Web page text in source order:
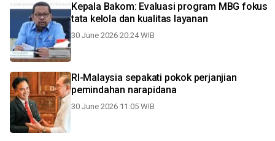
Kepala Bakom: Evaluasi program MBG fokus
tata kelola dan kualitas layanan
30 June 2026 20:24 WIB
RI-Malaysia sepakati pokok perjanjian
pemindahan narapidana
30 June 2026 11:05 WIB